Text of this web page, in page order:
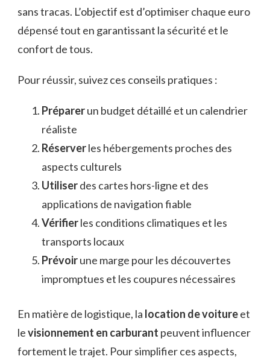
sans tracas. L’objectif est d’optimiser chaque euro
dépensé tout en garantissant la sécurité et le
confort de tous.
Pour réussir, suivez ces conseils pratiques :
Préparerun budget détaillé et un calendrier
réaliste
Réserverles hébergements proches des
aspects culturels
Utiliserdes cartes hors-ligne et des
applications de navigation fiable
Vérifierles conditions climatiques et les
transports locaux
Prévoirune marge pour les découvertes
impromptues et les coupures nécessaires
En matière de logistique, la location de voitureet
levisionnement en carburant peuvent influencer
fortement le trajet. Pour simplifier ces aspects,